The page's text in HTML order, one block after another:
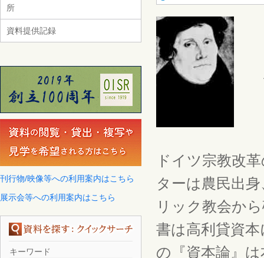
所
資料提供記録
刊行物/映像等への利用案内はこちら
展示会等への利用案内はこちら
キーワード
ドイツ宗教改
ターは農民出
リック教会か
書は高利貸資
の『資本論』